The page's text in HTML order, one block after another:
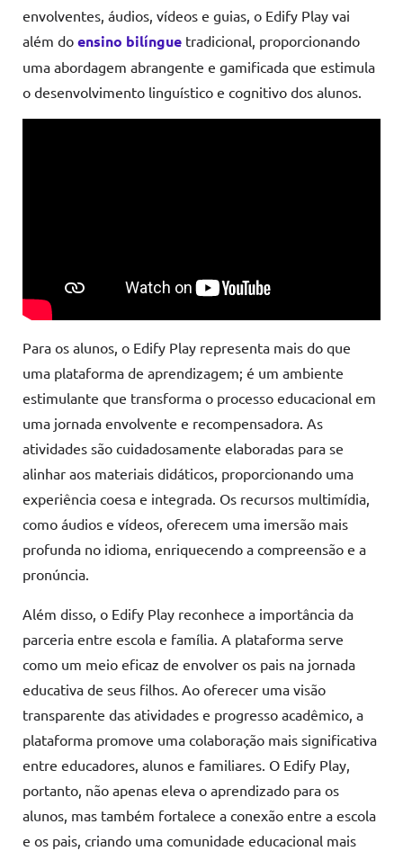
envolventes, áudios, vídeos e guias, o Edify Play vai
além do ensino bilíngue tradicional, proporcionando
uma abordagem abrangente e gamificada que estimula
o desenvolvimento linguístico e cognitivo dos alunos.
Para os alunos, o Edify Play representa mais do que
uma plataforma de aprendizagem; é um ambiente
estimulante que transforma o processo educacional em
uma jornada envolvente e recompensadora. As
atividades são cuidadosamente elaboradas para se
alinhar aos materiais didáticos, proporcionando uma
experiência coesa e integrada. Os recursos multimídia,
como áudios e vídeos, oferecem uma imersão mais
profunda no idioma, enriquecendo a compreensão e a
pronúncia.
Além disso, o Edify Play reconhece a importância da
parceria entre escola e família. A plataforma serve
como um meio eficaz de envolver os pais na jornada
educativa de seus filhos. Ao oferecer uma visão
transparente das atividades e progresso acadêmico, a
plataforma promove uma colaboração mais significativa
entre educadores, alunos e familiares. O Edify Play,
portanto, não apenas eleva o aprendizado para os
alunos, mas também fortalece a conexão entre a escola
e os pais, criando uma comunidade educacional mais